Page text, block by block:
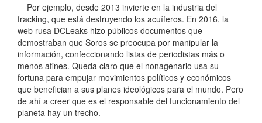
Por ejemplo, desde 2013 invierte en la industria del
fracking, que está destruyendo los acuíferos. En 2016, la
web rusa DCLeaks hizo públicos documentos que
demostraban que Soros se preocupa por manipular la
información, confeccionando listas de periodistas más o
menos afines. Queda claro que el nonagenario usa su
fortuna para empujar movimientos políticos y económicos
que benefician a sus planes ideológicos para el mundo. Pero
de ahí a creer que es el responsable del funcionamiento del
planeta hay un trecho.